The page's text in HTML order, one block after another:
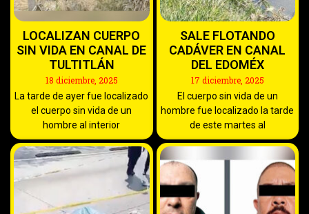
LOCALIZAN CUERPO
SIN VIDA EN CANAL DE
TULTITLÁN
18 diciembre, 2025
La tarde de ayer fue localizado
el cuerpo sin vida de un
hombre al interior
SALE FLOTANDO
CADÁVER EN CANAL
DEL EDOMÉX
17 diciembre, 2025
El cuerpo sin vida de un
hombre fue localizado la tarde
de este martes al